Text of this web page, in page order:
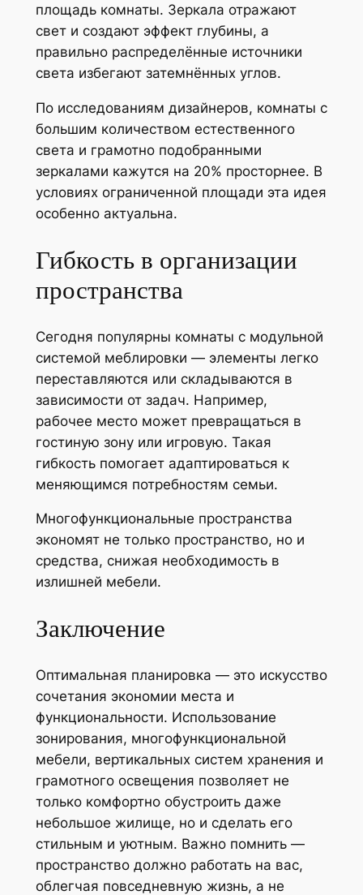
площадь комнаты. Зеркала отражают
свет и создают эффект глубины, а
правильно распределённые источники
света избегают затемнённых углов.
По исследованиям дизайнеров, комнаты с
большим количеством естественного
света и грамотно подобранными
зеркалами кажутся на 20% просторнее. В
условиях ограниченной площади эта идея
особенно актуальна.
Гибкость в организации
пространства
Сегодня популярны комнаты с модульной
системой меблировки — элементы легко
переставляются или складываются в
зависимости от задач. Например,
рабочее место может превращаться в
гостиную зону или игровую. Такая
гибкость помогает адаптироваться к
меняющимся потребностям семьи.
Многофункциональные пространства
экономят не только пространство, но и
средства, снижая необходимость в
излишней мебели.
Заключение
Оптимальная планировка — это искусство
сочетания экономии места и
функциональности. Использование
зонирования, многофункциональной
мебели, вертикальных систем хранения и
грамотного освещения позволяет не
только комфортно обустроить даже
небольшое жилище, но и сделать его
стильным и уютным. Важно помнить —
пространство должно работать на вас,
облегчая повседневную жизнь, а не